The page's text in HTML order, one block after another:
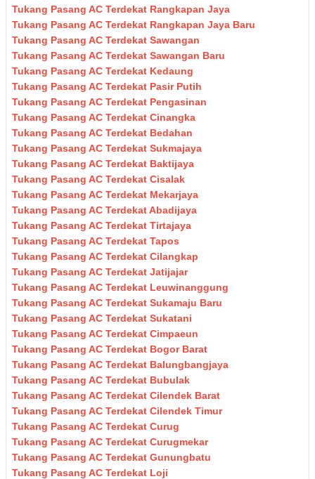
Tukang Pasang AC Terdekat Rangkapan Jaya
Tukang Pasang AC Terdekat Rangkapan Jaya Baru
Tukang Pasang AC Terdekat Sawangan
Tukang Pasang AC Terdekat Sawangan Baru
Tukang Pasang AC Terdekat Kedaung
Tukang Pasang AC Terdekat Pasir Putih
Tukang Pasang AC Terdekat Pengasinan
Tukang Pasang AC Terdekat Cinangka
Tukang Pasang AC Terdekat Bedahan
Tukang Pasang AC Terdekat Sukmajaya
Tukang Pasang AC Terdekat Baktijaya
Tukang Pasang AC Terdekat Cisalak
Tukang Pasang AC Terdekat Mekarjaya
Tukang Pasang AC Terdekat Abadijaya
Tukang Pasang AC Terdekat Tirtajaya
Tukang Pasang AC Terdekat Tapos
Tukang Pasang AC Terdekat Cilangkap
Tukang Pasang AC Terdekat Jatijajar
Tukang Pasang AC Terdekat Leuwinanggung
Tukang Pasang AC Terdekat Sukamaju Baru
Tukang Pasang AC Terdekat Sukatani
Tukang Pasang AC Terdekat Cimpaeun
Tukang Pasang AC Terdekat Bogor Barat
Tukang Pasang AC Terdekat Balungbangjaya
Tukang Pasang AC Terdekat Bubulak
Tukang Pasang AC Terdekat Cilendek Barat
Tukang Pasang AC Terdekat Cilendek Timur
Tukang Pasang AC Terdekat Curug
Tukang Pasang AC Terdekat Curugmekar
Tukang Pasang AC Terdekat Gunungbatu
Tukang Pasang AC Terdekat Loji